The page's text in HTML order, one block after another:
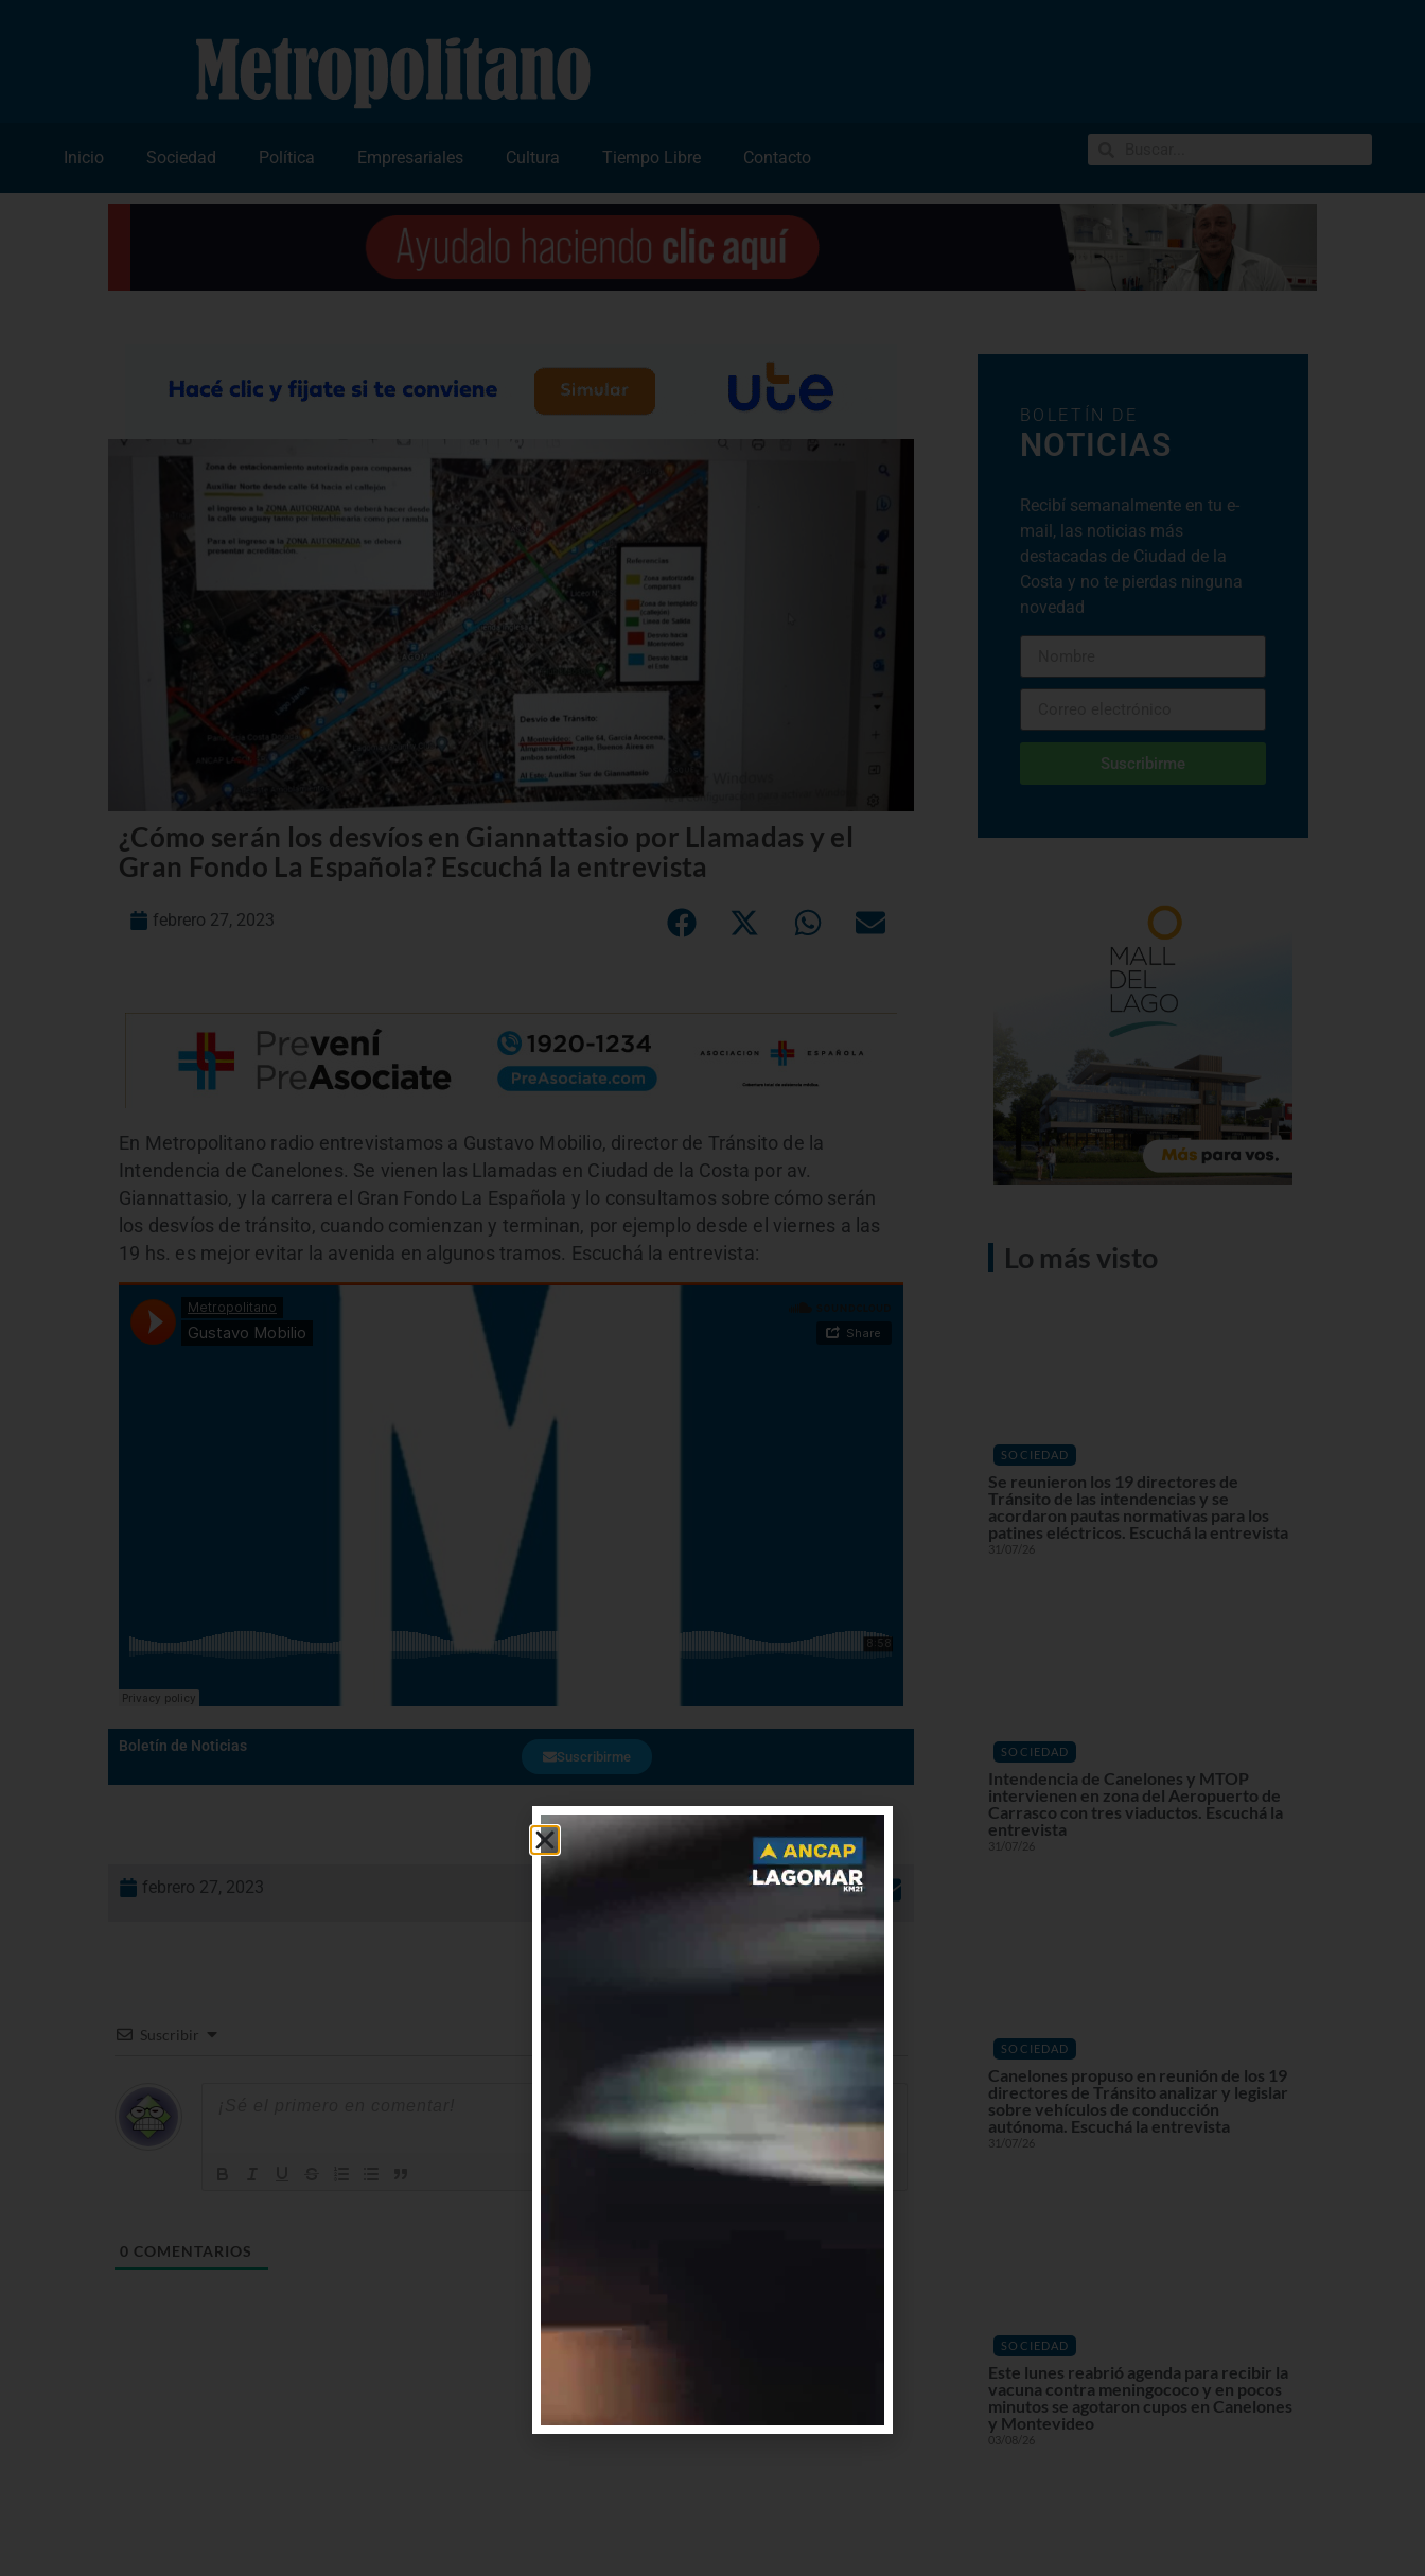
Inicio Sociedad Política Empresariales Cultura Tiempo Libre Contacto
¿Cómo serán los desvíos en Giannattasio por Llamadas y el
Gran Fondo La Española? Escuchá la entrevista
febrero 27, 2023
En Metropolitano radio entrevistamos a Gustavo Mobilio, director de Tránsito de la
Intendencia de Canelones. Se vienen las Llamadas en Ciudad de la Costa por av.
Giannattasio, y la carrera el Gran Fondo La Española y lo consultamos sobre cómo serán
los desvíos de tránsito, cuando comienzan y terminan, por ejemplo desde el viernes a las
19 hs. es mejor evitar la avenida en algunos tramos. Escuchá la entrevista:
Boletín de Noticias
Suscribirme
febrero 27, 2023
Suscribir
0 COMENTARIOS
BOLETÍN DE
NOTICIAS
Recibí semanalmente en tu e-
mail, las noticias más
destacadas de Ciudad de la
Costa y no te pierdas ninguna
novedad
Suscribirme
Lo más visto
SOCIEDAD
Se reunieron los 19 directores de
Tránsito de las intendencias y se
acordaron pautas normativas para los
patines eléctricos. Escuchá la entrevista
31/07/26
SOCIEDAD
Intendencia de Canelones y MTOP
intervienen en zona del Aeropuerto de
Carrasco con tres viaductos. Escuchá la
entrevista
31/07/26
SOCIEDAD
Canelones propuso en reunión de los 19
directores de Tránsito analizar y legislar
sobre vehículos de conducción
autónoma. Escuchá la entrevista
31/07/26
SOCIEDAD
Este lunes reabrió agenda para recibir la
vacuna contra meningococo y en pocos
minutos se agotaron cupos en Canelones
y Montevideo
03/08/26